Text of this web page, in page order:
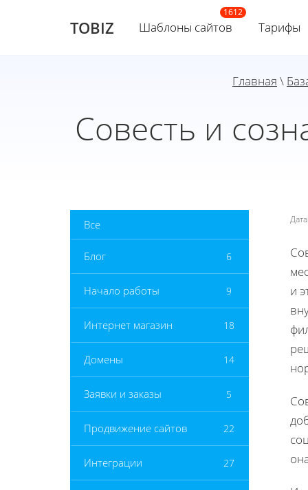
TOBIZ Шаблоны сайтов Тарифы
Главная \
Совесть и
Все
Блог 6
Начало работы 9
Интернет магазин 18
Домены 14
Заявки и заказы 5
Продвижение сайтов 22
Интеграции 27
и